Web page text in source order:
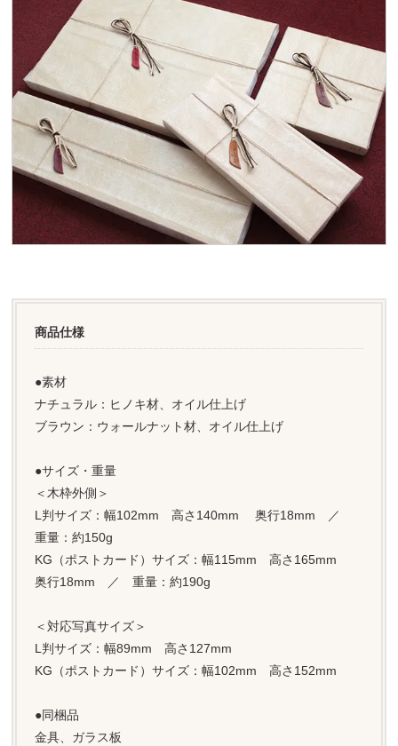
商品仕様
●素材
ナチュラル：ヒノキ材、オイル仕上げ
ブラウン：ウォールナット材、オイル仕上げ
●サイズ・重量
＜木枠外側＞
L判サイズ：幅102mm 高さ140mm 奥行18mm ／
重量：約150g
KG（ポストカード）サイズ：幅115mm 高さ165mm
奥行18mm ／ 重量：約190g
＜対応写真サイズ＞
L判サイズ：幅89mm 高さ127mm
KG（ポストカード）サイズ：幅102mm 高さ152mm
●同梱品
金具、ガラス板